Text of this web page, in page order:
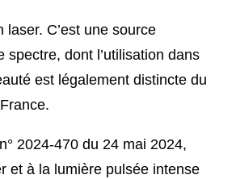
laser. C’est une source
spectre, dont l’utilisation dans
est légalement distincte du
2024-470 du 24 mai 2024,
et à la lumière pulsée intense